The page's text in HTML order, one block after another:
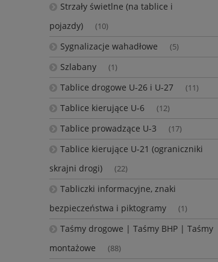
Strzały świetlne (na tablice i
pojazdy)
(10)
Sygnalizacje wahadłowe (5)
Szlabany (1)
Tablice drogowe U-26 i U-27 (11)
Tablice kierujące U-6 (12)
Tablice prowadzące U-3 (17)
Tablice kierujące U-21 (ograniczniki
skrajni drogi)
(22)
Tabliczki informacyjne, znaki
bezpieczeństwa i piktogramy
(1)
Taśmy drogowe | Taśmy BHP | Taśmy
montażowe
(88)